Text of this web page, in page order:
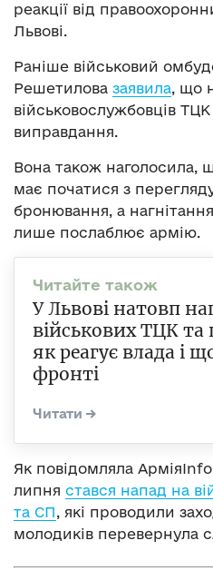
реакції від
Львові.
Раніше військовий
Решетилова заявила, що
військовослужбовців
виправдання.
Вона також наголосила,
має початися з
бронювання, а
лише послаблює армію.
У Львові натовп
військових ТЦК та
як реагує влада і
фронті
Як повідомляла
липня стався напад на
та СП, які проводили
молодиків перевернула